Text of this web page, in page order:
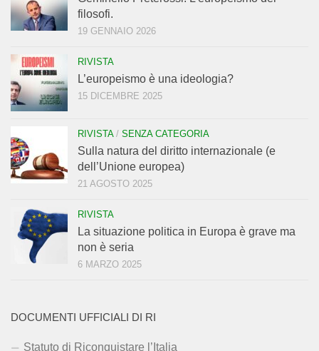
filosofi.
19 GENNAIO 2026
RIVISTA
L’europeismo è una ideologia?
15 DICEMBRE 2025
RIVISTA/ SENZA CATEGORIA
Sulla natura del diritto internazionale (e
dell’Unione europea)
21 AGOSTO 2025
RIVISTA
La situazione politica in Europa è grave ma
non è seria
6 MARZO 2025
DOCUMENTI UFFICIALI DI RI
Statuto di Riconquistare l’Italia